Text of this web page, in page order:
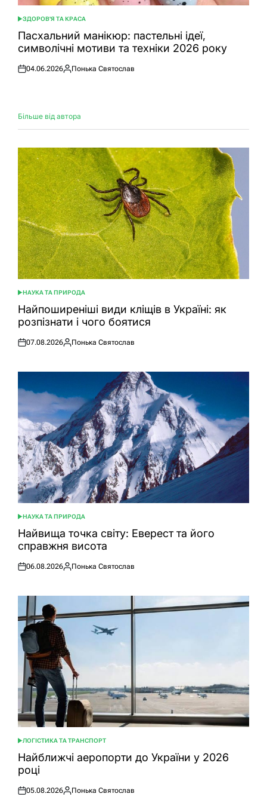
ОПУБЛІКУВАТИ
У
ЗДОРОВ'Я ТА КРАСА
Пасхальний манікюр: пастельні ідеї,
символічні мотиви та техніки 2026 року
Оприлюднено
04.06.2026
Опубліковано
Понька Святослав
Більше від автора
ОПУБЛІКУВАТИ
У
НАУКА ТА ПРИРОДА
Найпоширеніші види кліщів в Україні: як
розпізнати і чого боятися
Оприлюднено
07.08.2026
Опубліковано
Понька Святослав
ОПУБЛІКУВАТИ
У
НАУКА ТА ПРИРОДА
Найвища точка світу: Еверест та його
справжня висота
Оприлюднено
06.08.2026
Опубліковано
Понька Святослав
ОПУБЛІКУВАТИ
У
ЛОГІСТИКА ТА ТРАНСПОРТ
Найближчі аеропорти до України у 2026
році
Оприлюднено
05.08.2026
Опубліковано
Понька Святослав